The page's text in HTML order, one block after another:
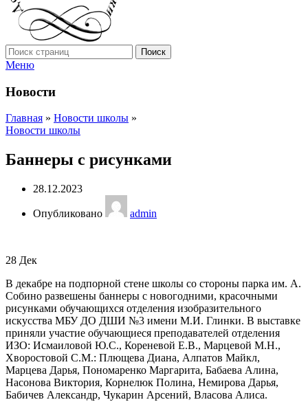
Поиск
Меню
Новости
Главная » Новости школы »
Новости школы
Баннеры с рисунками
28.12.2023
Опубликовано admin
28 Дек
В декабре на подпорной стене школы со стороны парка им. А.
Собино развешены баннеры с новогодними, красочными
рисунками обучающихся отделения изобразительного
искусства МБУ ДО ДШИ №3 имени М.И. Глинки. В выставке
приняли участие обучающиеся преподавателей отделения
ИЗО: Исмаиловой Ю.С., Кореневой Е.В., Марцевой М.Н.,
Хворостовой С.М.: Плющева Диана, Алпатов Майкл,
Марцева Дарья, Пономаренко Маргарита, Бабаева Алина,
Насонова Виктория, Корнелюк Полина, Немирова Дарья,
Бабичев Александр, Чукарин Арсений, Власова Алиса.